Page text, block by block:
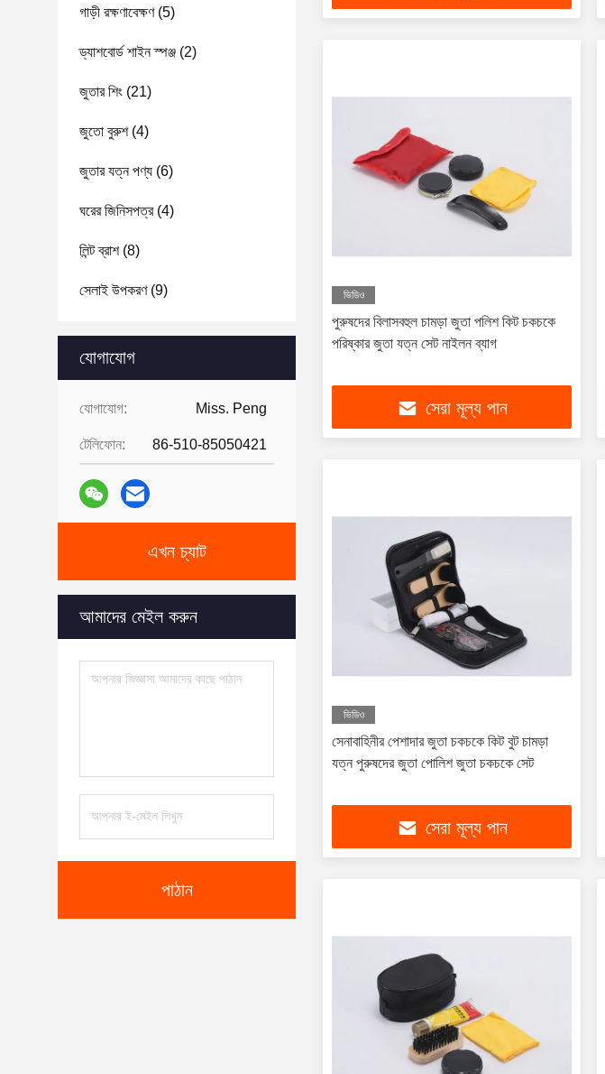
গাড়ী রক্ষণাবেক্ষণ(5)
ড্যাশবোর্ড শাইন স্পঞ্জ (2)
জুতার শিং (21)
জুতো বুরুশ(4)
জুতার যত্ন পণ্য (6)
ঘরের জিনিসপত্র(4)
লিন্ট ব্রাশ(8)
সেলাই উপকরণ(9)
যোগাযোগ
যোগাযোগ: Miss. Peng
টেলিফোন: 86-510-85050421
এখন চ্যাট
আমাদের মেইল ​​করুন
পাঠান
ভিডিও
পুরুষদের বিলাসবহুল চামড়া জুতা পলিশ কিট চকচকে
পরিষ্কার জুতা যত্ন সেট নাইলন ব্যাগ
সেরা মূল্য পান
ভিডিও
সেনাবাহিনীর পেশাদার জুতা চকচকে কিট বুট চামড়া
যত্ন পুরুষদের জুতা পোলিশ জুতা চকচকে সেট
সেরা মূল্য পান